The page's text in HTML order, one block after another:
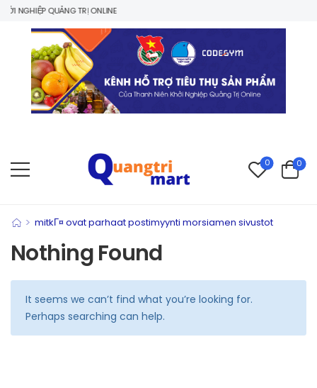
NGHIỆP QUẢNG TRỊ ONLINE
0 0
> mitkГ¤ ovat parhaat postimyynti morsiamen sivustot
Nothing Found
It seems we can’t find what you’re looking for.
Perhaps searching can help.